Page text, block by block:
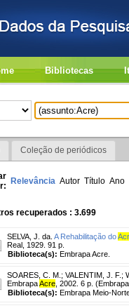
Bibliotecas
Coleção de periódicos
Relevância Autor Título Ano
recuperados : 3.699
SELVA, J. da. A Rehabilitação do
Real, 1929. 91 p.
Biblioteca(s): Embrapa Acre.
SOARES, C. M. ; VALENTIM, J. F. ;
EmbrapaAcre , 2002. 6 p.
Biblioteca(s): Embrapa Meio-